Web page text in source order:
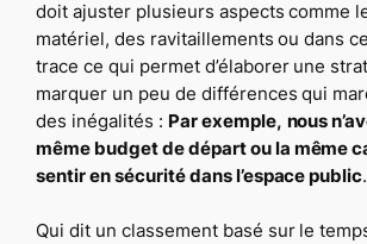
doit ajuster plusieurs aspects comme
matériel, des ravitaillements ou dans
trace ce qui permet d’élaborer une
marquer un peu de différences qui
des inégalités : Par exemple, nous
même budget de départ ou la même
sentir en sécurité dans l’espace public.
Qui dit un classement basé sur le